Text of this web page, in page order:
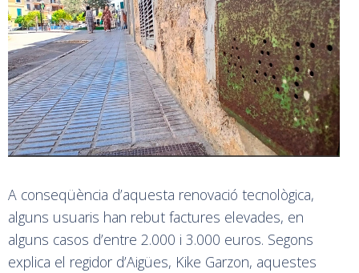
A conseqüència d’aquesta renovació tecnològica,
alguns usuaris han rebut factures elevades, en
alguns casos d’entre 2.000 i 3.000 euros. Segons
explica el regidor d’Aigües, Kike Garzon, aquestes